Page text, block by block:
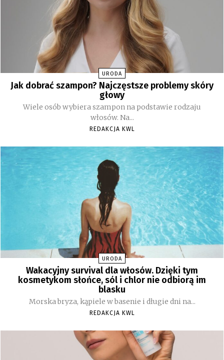
URODA
Jak dobrać szampon? Najczęstsze problemy skóry
głowy
Wiele osób wybiera szampon na podstawie rodzaju
włosów. Na...
REDAKCJA KWL
URODA
Wakacyjny survival dla włosów. Dzięki tym
kosmetykom słońce, sól i chlor nie odbiorą im
blasku
Morska bryza, kąpiele w basenie i długie dni na...
REDAKCJA KWL